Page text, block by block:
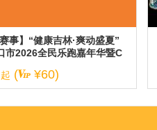
赛事】“健康吉林·爽动盛夏”
市2026全民乐跑嘉年华暨C
起 ( ¥60)